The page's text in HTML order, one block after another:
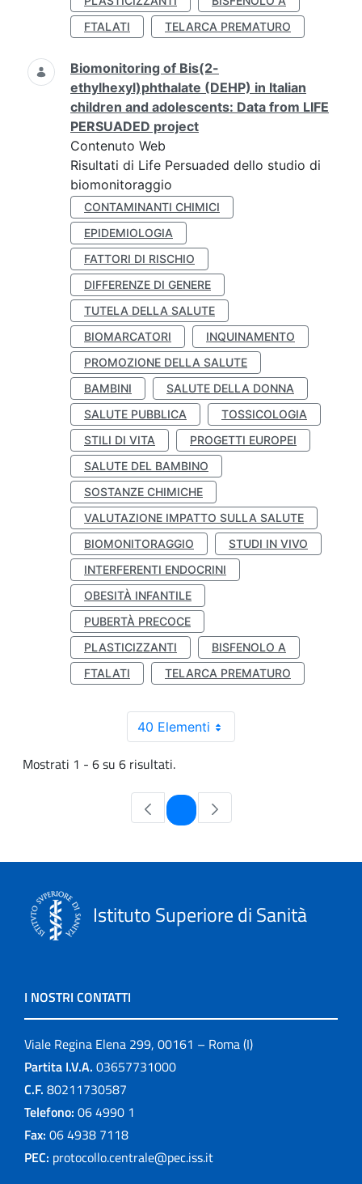
FTALATI
TELARCA PREMATURO
Biomonitoring of Bis(2-
ethylhexyl)phthalate (DEHP) in Italian
children and adolescents: Data from LIFE
PERSUADED project
Contenuto Web
Risultati di Life Persuaded dello studio di
biomonitoraggio
CONTAMINANTI CHIMICI
EPIDEMIOLOGIA
FATTORI DI RISCHIO
DIFFERENZE DI GENERE
TUTELA DELLA SALUTE
BIOMARCATORI
INQUINAMENTO
PROMOZIONE DELLA SALUTE
BAMBINI
SALUTE DELLA DONNA
SALUTE PUBBLICA
TOSSICOLOGIA
STILI DI VITA
PROGETTI EUROPEI
SALUTE DEL BAMBINO
SOSTANZE CHIMICHE
VALUTAZIONE IMPATTO SULLA SALUTE
BIOMONITORAGGIO
STUDI IN VIVO
INTERFERENTI ENDOCRINI
OBESITÀ INFANTILE
PUBERTÀ PRECOCE
PLASTICIZZANTI
BISFENOLO A
FTALATI
TELARCA PREMATURO
40 Elementi
Mostrati 1 - 6 su 6 risultati.
Pagina
Istituto Superiore di Sanità
I NOSTRI CONTATTI
Viale Regina Elena 299, 00161 – Roma (I)
Partita I.V.A. 03657731000
C.F. 80211730587
Telefono: 06 4990 1
Fax: 06 4938 7118
PEC: protocollo.centrale@pec.iss.it